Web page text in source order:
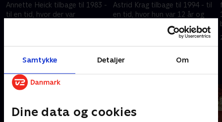
Samtykke Detaljer Om
Dine data og cookies
Annette Heick tilbage til 1983 -
til en tid, hvor der var
Astrid Krag tilbage til 1994 - til
en tid, hvor hun var 12 år og
Nirvana og sine pennevenner.
29. december 2019 • 40 min
Andre så også